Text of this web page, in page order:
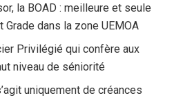
la BOAD : meilleure et seule
dans la zone UEMOA
Privilégié qui confère aux
niveau de séniorité
uniquement de créances